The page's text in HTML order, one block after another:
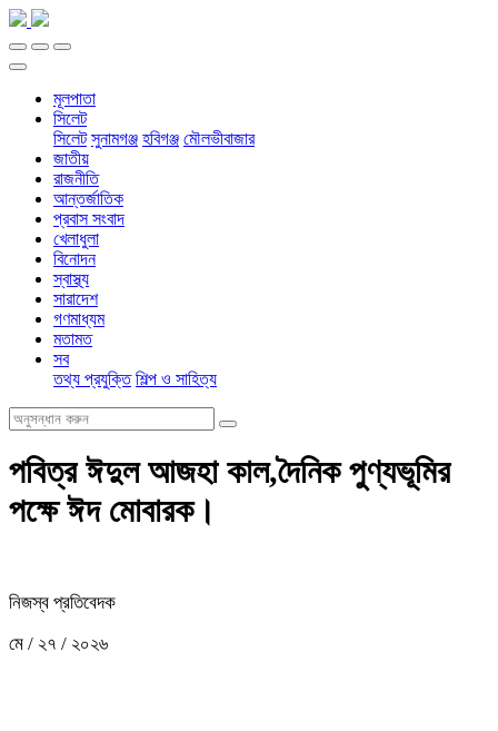
মূলপাতা
সিলেট
সিলেট সুনামগঞ্জ হবিগঞ্জ মৌলভীবাজার
জাতীয়
রাজনীতি
আন্তর্জাতিক
প্রবাস সংবাদ
খেলাধুলা
বিনোদন
স্বাস্থ্য
সারাদেশ
গণমাধ্যম
মতামত
সব
তথ্য প্রযুক্তি শিল্প ও সাহিত্য
পবিত্র ঈদুল আজহা কাল,দৈনিক পুণ্যভূমির
পক্ষে ঈদ মোবারক।
নিজস্ব প্রতিবেদক
মে / ২৭ / ২০২৬